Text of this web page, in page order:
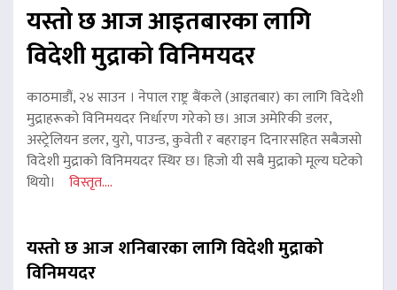
यस्तो छ आज आइतबारका लागि
विदेशी मुद्राको विनिमयदर
काठमाडौं, २४ साउन । नेपाल राष्ट्र बैंकले (आइतबार) का लागि विदेशी
मुद्राहरूको विनिमयदर निर्धारण गरेको छ। आज अमेरिकी डलर,
अस्ट्रेलियन डलर, युरो, पाउन्ड, कुवेती र बहराइन दिनारसहित सबैजसो
विदेशी मुद्राको विनिमयदर स्थिर छ। हिजो यी सबै मुद्राको मूल्य घटेको
थियो। विस्तृत....
यस्तो छ आज शनिबारका लागि विदेशी मुद्राको
विनिमयदर